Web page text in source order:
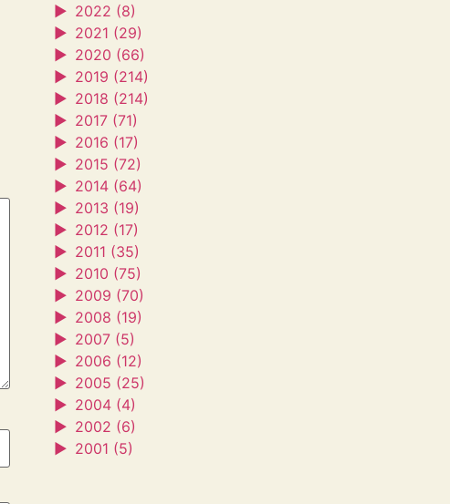
► 2022 (8)
► 2021 (29)
► 2020 (66)
► 2019 (214)
► 2018 (214)
► 2017 (71)
► 2016 (17)
► 2015 (72)
► 2014 (64)
► 2013 (19)
► 2012 (17)
► 2011 (35)
► 2010 (75)
► 2009 (70)
► 2008 (19)
► 2007 (5)
► 2006 (12)
► 2005 (25)
► 2004 (4)
► 2002 (6)
► 2001 (5)